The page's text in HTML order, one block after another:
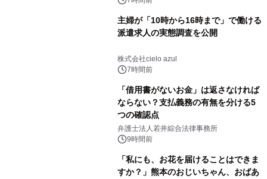
主婦が「10時から16時まで」で働ける
派遣求人の実態調査を公開
株式会社cielo azul
7時間前
「借用書がないお金」は返さなければ
ならない？支払義務の有無を分ける5
つの確認点
弁護士法人若井綜合法律事務所
9時間前
「私にも、お花を届けることはできま
すか？」熊本のおじいちゃん、おばあ